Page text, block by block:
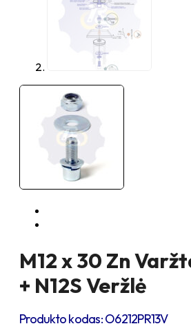
M12 x 30 Zn
+ N12S Veržlė
Produkto kodas:O6212PR13V